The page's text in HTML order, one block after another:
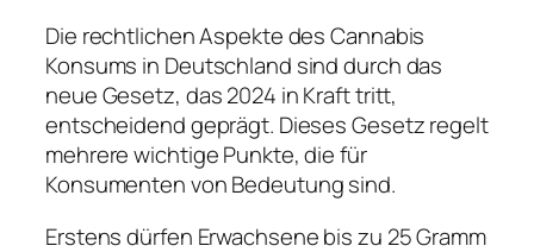
Die rechtlichen Aspekte des Cannabis
Konsums in Deutschland sind durch das
neue Gesetz, das 2024 in Kraft tritt,
entscheidend geprägt. Dieses Gesetz regelt
mehrere wichtige Punkte, die für
Konsumenten von Bedeutung sind.
Erstens dürfen Erwachsene bis zu 25 Gramm